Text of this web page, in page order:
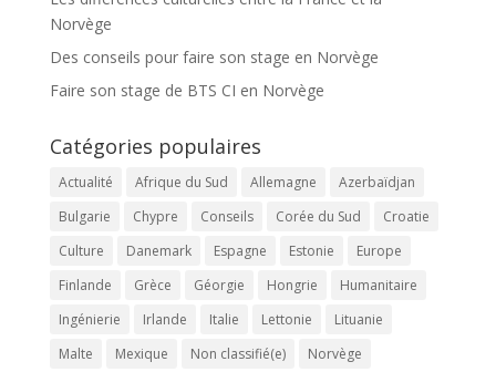
Norvège
Des conseils pour faire son stage en Norvège
Faire son stage de BTS CI en Norvège
Catégories populaires
Actualité Afrique du Sud Allemagne
Azerbaïdjan
Bulgarie
Chypre Conseils Corée du Sud
Croatie
Culture
Danemark Espagne Estonie
Europe
Finlande
Grèce Géorgie Hongrie
Humanitaire
Ingénierie
Irlande Italie Lettonie
Lituanie
Malte
Mexique Non classifié(e)
Norvège